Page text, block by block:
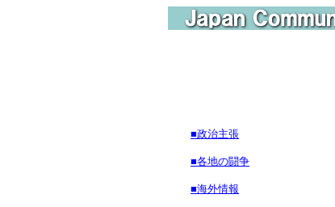
■政治主張
■各地の闘争
■海外情報